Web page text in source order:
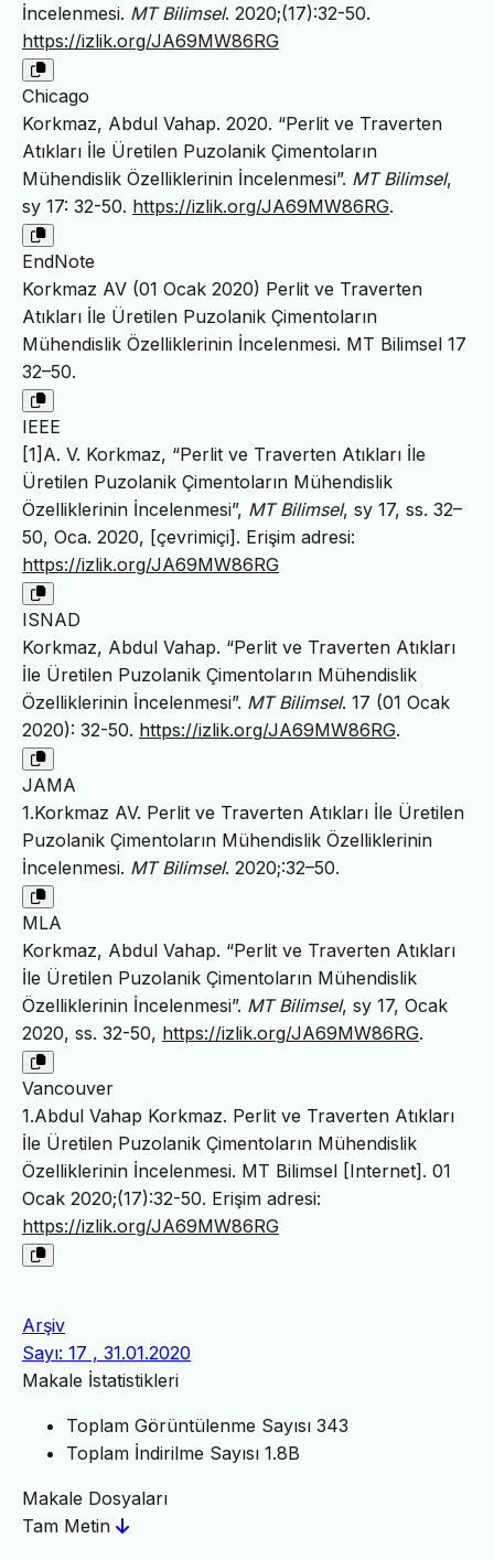
İncelenmesi. MT Bilimsel. 2020;(17):32-50.
https://izlik.org/JA69MW86RG
Chicago
Korkmaz, Abdul Vahap. 2020. “Perlit ve Traverten
Atıkları İle Üretilen Puzolanik Çimentoların
Mühendislik Özelliklerinin İncelenmesi”. MT Bilimsel,
sy 17: 32-50. https://izlik.org/JA69MW86RG.
EndNote
Korkmaz AV (01 Ocak 2020) Perlit ve Traverten
Atıkları İle Üretilen Puzolanik Çimentoların
Mühendislik Özelliklerinin İncelenmesi. MT Bilimsel 17
32–50.
IEEE
[1]A. V. Korkmaz, “Perlit ve Traverten Atıkları İle
Üretilen Puzolanik Çimentoların Mühendislik
Özelliklerinin İncelenmesi”, MT Bilimsel, sy 17, ss. 32–
50, Oca. 2020, [çevrimiçi]. Erişim adresi:
https://izlik.org/JA69MW86RG
ISNAD
Korkmaz, Abdul Vahap. “Perlit ve Traverten Atıkları
İle Üretilen Puzolanik Çimentoların Mühendislik
Özelliklerinin İncelenmesi”. MT Bilimsel. 17 (01 Ocak
2020): 32-50. https://izlik.org/JA69MW86RG.
JAMA
1.Korkmaz AV. Perlit ve Traverten Atıkları İle Üretilen
Puzolanik Çimentoların Mühendislik Özelliklerinin
İncelenmesi. MT Bilimsel. 2020;:32–50.
MLA
Korkmaz, Abdul Vahap. “Perlit ve Traverten Atıkları
İle Üretilen Puzolanik Çimentoların Mühendislik
Özelliklerinin İncelenmesi”. MT Bilimsel, sy 17, Ocak
2020, ss. 32-50, https://izlik.org/JA69MW86RG.
Vancouver
1.Abdul Vahap Korkmaz. Perlit ve Traverten Atıkları
İle Üretilen Puzolanik Çimentoların Mühendislik
Özelliklerinin İncelenmesi. MT Bilimsel [Internet]. 01
Ocak 2020;(17):32-50. Erişim adresi:
https://izlik.org/JA69MW86RG
Arşiv
Sayı: 17 , 31.01.2020
Makale İstatistikleri
Toplam Görüntülenme Sayısı 343
Toplam İndirilme Sayısı 1.8B
Makale Dosyaları
Tam Metin